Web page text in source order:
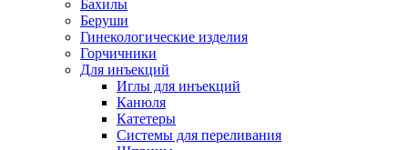
Бахилы
Беруши
Гинекологические изделия
Горчичники
Для инъекций
Иглы для инъекций
Канюля
Катетеры
Системы для переливания